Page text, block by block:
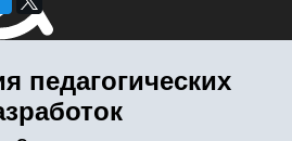
педагогических